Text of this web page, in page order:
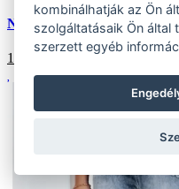
Női push-up farmer, kék
15933
kombinálhatják az Ön
szolgáltatásaik Ön által
szerzett egyéb